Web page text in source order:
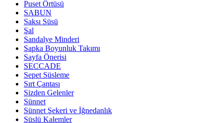
Puset Örtüsü
SABUN
Saksı Süsü
Şal
Sandalye Minderi
Şapka Boyunluk Takımı
Sayfa Önerisi
SECCADE
Sepet Süsleme
Sırt Çantası
Sizden Gelenler
Sünnet
Sünnet Şekeri ve İğnedanlık
Süslü Kalemler